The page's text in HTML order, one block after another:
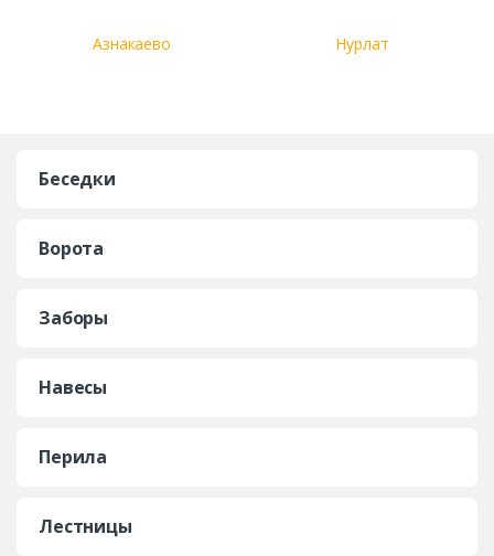
Азнакаево Нурлат
Беседки
Ворота
Заборы
Навесы
Перила
Лестницы